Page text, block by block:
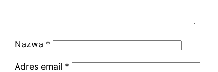
Nazwa *
Adres email *